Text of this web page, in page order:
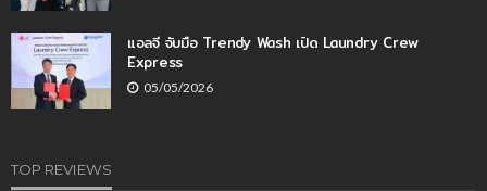
แอลจี จับมือ Trendy Wash เปิด Laundry Crew
Express
05/05/2026
TOP REVIEWS